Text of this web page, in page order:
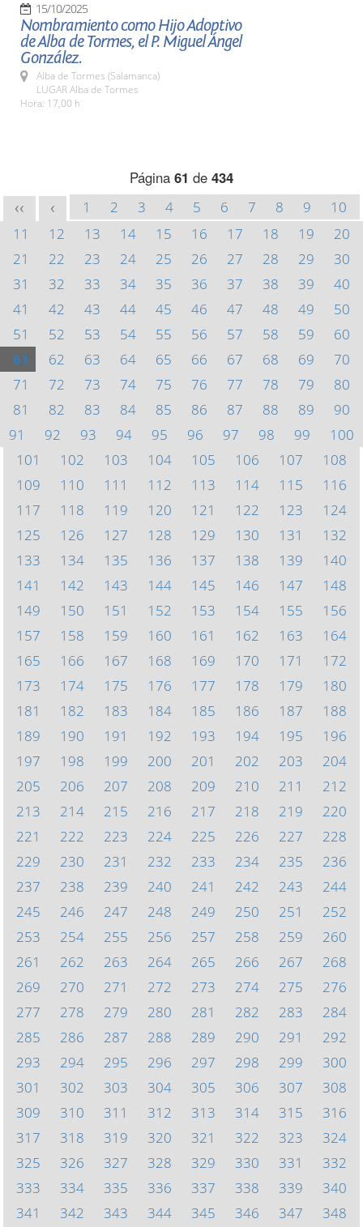
15/10/2025
Nombramiento como Hijo Adoptivo
de Alba de Tormes, el P. Miguel Ángel
González.
Alba de Tormes (Salamanca)
LUGAR Alba de Tormes
Hora: 17,00 h
Página 61 de 434
<< < 1 2 3 4 5 6 7 8 9
10
11
12 13 14 15 16 17 18 19
20
21
22 23 24 25 26 27 28 29
30
31
32 33 34 35 36 37 38 39
40
41
42 43 44 45 46 47 48 49
50
51
52 53 54 55 56 57 58 59
60
61
62 63 64 65 66 67 68 69
70
71
72 73 74 75 76 77 78 79
80
81
82 83 84 85 86 87 88 89
90
91
92 93 94 95 96 97 98 99
100
101
102 103 104 105 106 107
108
109
110 111 112 113 114 115
116
117
118 119 120 121 122 123
124
125
126 127 128 129 130 131
132
133
134 135 136 137 138 139
140
141
142 143 144 145 146 147
148
149
150 151 152 153 154 155
156
157
158 159 160 161 162 163
164
165
166 167 168 169 170 171
172
173
174 175 176 177 178 179
180
181
182 183 184 185 186 187
188
189
190 191 192 193 194 195
196
197
198 199 200 201 202 203
204
205
206 207 208 209 210 211
212
213
214 215 216 217 218 219
220
221
222 223 224 225 226 227
228
229
230 231 232 233 234 235
236
237
238 239 240 241 242 243
244
245
246 247 248 249 250 251
252
253
254 255 256 257 258 259
260
261
262 263 264 265 266 267
268
269
270 271 272 273 274 275
276
277
278 279 280 281 282 283
284
285
286 287 288 289 290 291
292
293
294 295 296 297 298 299
300
301
302 303 304 305 306 307
308
309
310 311 312 313 314 315
316
317
318 319 320 321 322 323
324
325
326 327 328 329 330 331
332
333
334 335 336 337 338 339
340
341
342 343 344 345 346 347 348